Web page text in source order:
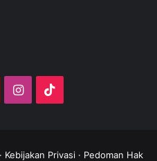
Instagram
· Kebijakan Privasi · Pedoman Hak